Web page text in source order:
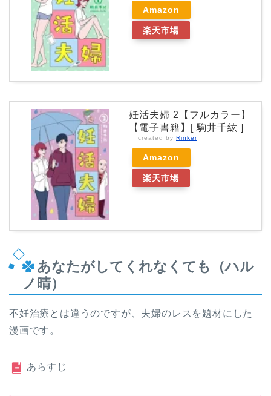
Amazon
楽天市場
妊活夫婦 2【フルカラー】
【電子書籍】[ 駒井千紘 ]
created by Rinker
Amazon
楽天市場
あなたがしてくれなくても（ハル
ノ晴）
不妊治療とは違うのですが、夫婦のレスを題材にした
漫画です。
あらすじ